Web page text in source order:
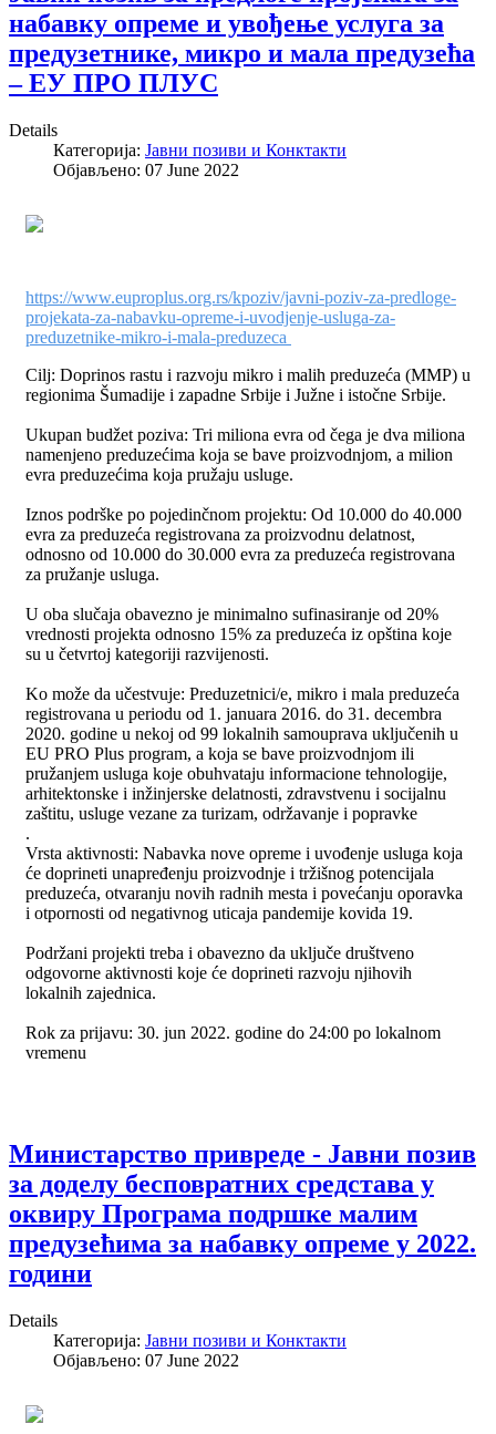
набавку опреме и увођење услуга за
предузетнике, микро и мала предузећа
– ЕУ ПРО ПЛУС
Details
Категорија: Јавни позиви и Конктакти
Објављено: 07 June 2022
https://www.euproplus.org.rs/kpoziv/javni-poziv-za-predloge-
projekata-za-nabavku-opreme-i-uvodjenje-usluga-za-
preduzetnike-mikro-i-mala-preduzeca
Cilj: Doprinos rastu i razvoju mikro i malih preduzeća (MMP) u
regionima Šumadije i zapadne Srbije i Južne i istočne Srbije.
Ukupan budžet poziva: Tri miliona evra od čega je dva miliona
namenjeno preduzećima koja se bave proizvodnjom, a milion
evra preduzećima koja pružaju usluge.
Iznos podrške po pojedinčnom projektu: Od 10.000 do 40.000
evra za preduzeća registrovana za proizvodnu delatnost,
odnosno od 10.000 do 30.000 evra za preduzeća registrovana
za pružanje usluga.
U oba slučaja obavezno je minimalno sufinasiranje od 20%
vrednosti projekta odnosno 15% za preduzeća iz opština koje
su u četvrtoj kategoriji razvijenosti.
Ko može da učestvuje: Preduzetnici/e, mikro i mala preduzeća
registrovana u periodu od 1. januara 2016. do 31. decembra
2020. godine u nekoj od 99 lokalnih samouprava uključenih u
EU PRO Plus program, a koja se bave proizvodnjom ili
pružanjem usluga koje obuhvataju informacione tehnologije,
arhitektonske i inžinjerske delatnosti, zdravstvenu i socijalnu
zaštitu, usluge vezane za turizam, održavanje i popravke
.
Vrsta aktivnosti: Nabavka nove opreme i uvođenje usluga koja
će doprineti unapređenju proizvodnje i tržišnog potencijala
preduzeća, otvaranju novih radnih mesta i povećanju oporavka
i otpornosti od negativnog uticaja pandemije kovida 19.
Podržani projekti treba i obavezno da uključe društveno
odgovorne aktivnosti koje će doprineti razvoju njihovih
lokalnih zajednica.
Rok za prijavu: 30. jun 2022. godine do 24:00 po lokalnom
vremenu
Министарство привреде - Јавни позив
за доделу бесповратних средстава у
оквиру Програма подршке малим
предузећима за набавку опреме у 2022.
години
Details
Категорија: Јавни позиви и Конктакти
Објављено: 07 June 2022